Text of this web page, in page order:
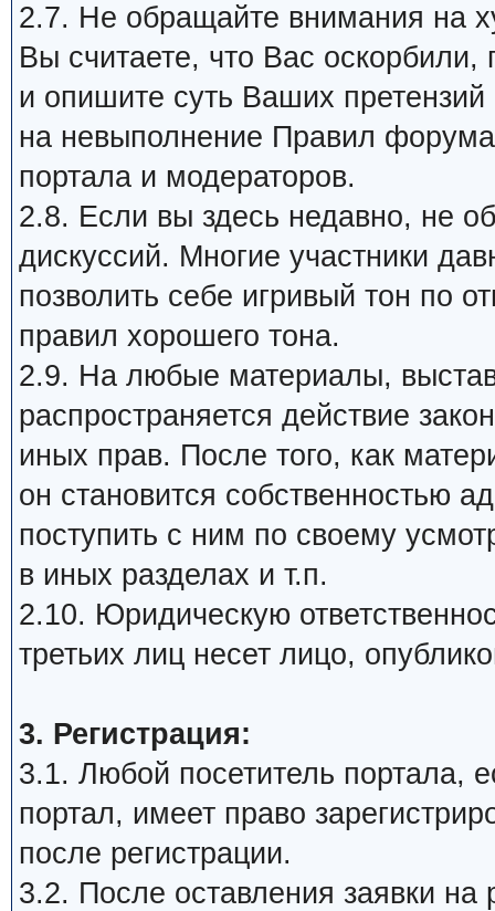
2.7. Не обращайте внимания на
Вы считаете, что Вас
и опишите суть Ваших
на невыполнение Правил форума
портала и модераторов.
2.8. Если вы здесь недавно, не
дискуссий. Многие участники
позволить себе игривый тон по
правил хорошего тона.
2.9. На любые материалы,
распространяется действие
иных прав. После того, как
он становится собственностью
поступить с ним по своему
в иных разделах и т.п.
2.10. Юридическую
третьих лиц несет лицо,
3. Регистрация:
3.1. Любой посетитель портала,
портал, имеет право
после регистрации.
3.2. После оставления заявки на